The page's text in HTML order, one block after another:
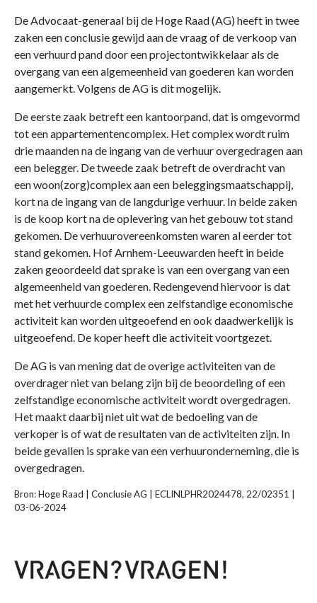
De Advocaat-generaal bij de Hoge Raad (AG) heeft in twee
zaken een conclusie gewijd aan de vraag of de verkoop van
een verhuurd pand door een projectontwikkelaar als de
overgang van een algemeenheid van goederen kan worden
aangemerkt. Volgens de AG is dit mogelijk.
De eerste zaak betreft een kantoorpand, dat is omgevormd
tot een appartementencomplex. Het complex wordt ruim
drie maanden na de ingang van de verhuur overgedragen aan
een belegger. De tweede zaak betreft de overdracht van
een woon(zorg)complex aan een beleggingsmaatschappij,
kort na de ingang van de langdurige verhuur. In beide zaken
is de koop kort na de oplevering van het gebouw tot stand
gekomen. De verhuurovereenkomsten waren al eerder tot
stand gekomen. Hof Arnhem-Leeuwarden heeft in beide
zaken geoordeeld dat sprake is van een overgang van een
algemeenheid van goederen. Redengevend hiervoor is dat
met het verhuurde complex een zelfstandige economische
activiteit kan worden uitgeoefend en ook daadwerkelijk is
uitgeoefend. De koper heeft die activiteit voortgezet.
De AG is van mening dat de overige activiteiten van de
overdrager niet van belang zijn bij de beoordeling of een
zelfstandige economische activiteit wordt overgedragen.
Het maakt daarbij niet uit wat de bedoeling van de
verkoper is of wat de resultaten van de activiteiten zijn. In
beide gevallen is sprake van een verhuuronderneming, die is
overgedragen.
Bron: Hoge Raad | Conclusie AG | ECLINLPHR2024478, 22/02351 |
03-06-2024